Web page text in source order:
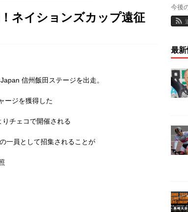
ネイションズカップ遠征
信州飯田ステージを出走。
ージを獲得した
チェコで開催される
一員として招集されることが
今後
最